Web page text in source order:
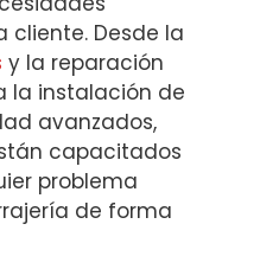
Desde la
y la reparación
la instalación de
avanzados,
capacitados
problema
de forma